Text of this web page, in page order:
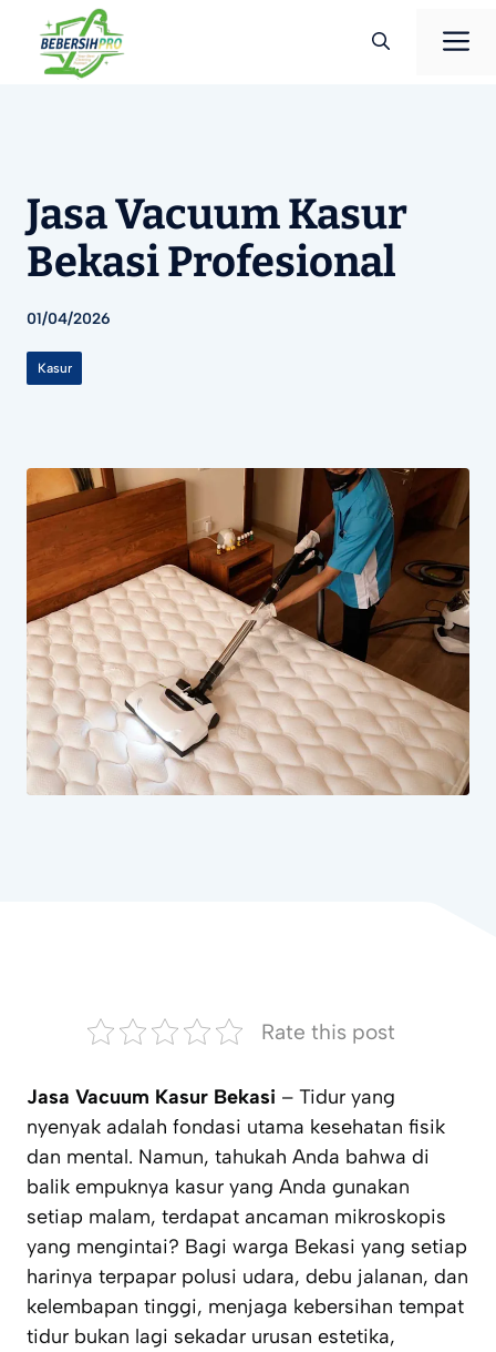
Langsung
Jasa Vacuum Kasur
Bekasi Profesional
01/04/2026
Kasur
Rate this post
Jasa Vacuum Kasur Bekasi – Tidur yang
nyenyak adalah fondasi utama kesehatan fisik
dan mental. Namun, tahukah Anda bahwa di
balik empuknya kasur yang Anda gunakan
setiap malam, terdapat ancaman mikroskopis
yang mengintai? Bagi warga Bekasi yang setiap
harinya terpapar polusi udara, debu jalanan, dan
kelembapan tinggi, menjaga kebersihan tempat
tidur bukan lagi sekadar urusan estetika,